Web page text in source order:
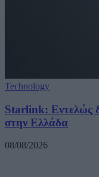
Technology
Starlink: Εντελώς
στην Ελλάδα
08/08/2026